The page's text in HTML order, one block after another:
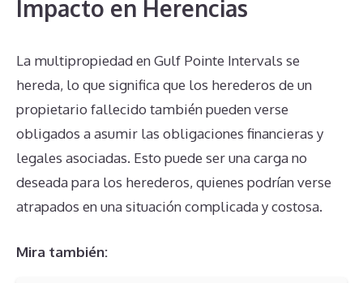
Impacto en Herencias
La multipropiedad en Gulf Pointe Intervals se
hereda, lo que significa que los herederos de un
propietario fallecido también pueden verse
obligados a asumir las obligaciones financieras y
legales asociadas. Esto puede ser una carga no
deseada para los herederos, quienes podrían verse
atrapados en una situación complicada y costosa.
Mira también: